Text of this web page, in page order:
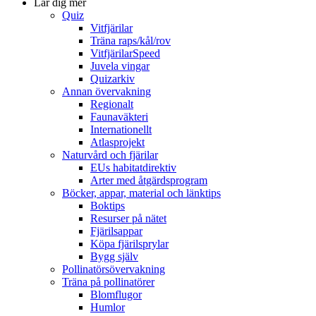
Quiz
Vitfjärilar
Träna raps/kål/rov
VitfjärilarSpeed
Juvela vingar
Quizarkiv
Annan övervakning
Regionalt
Faunaväkteri
Internationellt
Atlasprojekt
Naturvård och fjärilar
EUs habitatdirektiv
Arter med åtgärdsprogram
Böcker, appar, material och länktips
Boktips
Resurser på nätet
Fjärilsappar
Köpa fjärilsprylar
Bygg själv
Pollinatörsövervakning
Träna på pollinatörer
Blomflugor
Humlor